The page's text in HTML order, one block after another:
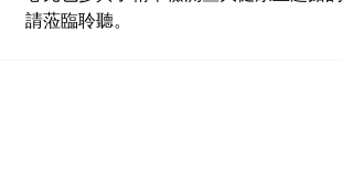
請蒞臨聆聽。